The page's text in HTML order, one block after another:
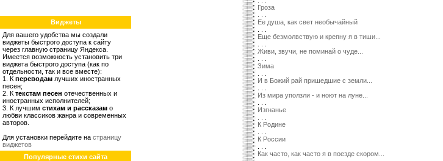
Виджеты
Для вашего удобства мы создали
виджеты быстрого доступа к сайту
через главную страницу Яндекса.
Имеется возможность установить три
виджета быстрого доступа (как по
отдельности, так и все вместе):
1. К переводам лучших иностранных
песен;
2. К текстам песен отечественных и
иностранных исполнителей;
3. К лучшим стихам и рассказам о
любви классиков жанра и современных
авторов.
Для установки перейдите на страницу
виджетов
Популярные стихи сайта
Гроза
Ее душа, как свет необычайный
Еще безмолвствую и крепну я в тиши...
Живи, звучи, не поминай о чуде...
Зима
И в Божий рай пришедшие с земли...
Из мира уползли - и ноют на луне...
Изгнанье
К Родине
К России
Как часто, как часто я в поезде скором...